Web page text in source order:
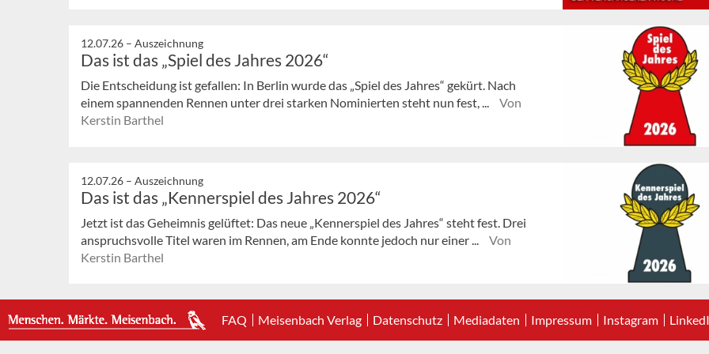
12.07.26 – Auszeichnung
Das ist das „Spiel des Jahres 2026“
Die Entscheidung ist gefallen: In Berlin wurde das „Spiel des Jahres“ gekürt. Nach
einem spannenden Rennen unter drei starken Nominierten steht nun fest, ...
Von
Kerstin Barthel
12.07.26 – Auszeichnung
Das ist das „Kennerspiel des Jahres 2026“
Jetzt ist das Geheimnis gelüftet: Das neue „Kennerspiel des Jahres“ steht fest. Drei
anspruchsvolle Titel waren im Rennen, am Ende konnte jedoch nur einer ...
Von
Kerstin Barthel
FAQ Meisenbach Verlag Datenschutz Mediadaten Impressum Instagram